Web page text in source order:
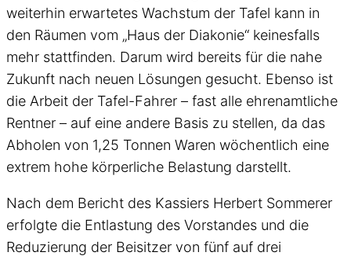
weiterhin erwartetes Wachstum der Tafel kann in
den Räumen vom „Haus der Diakonie“ keinesfalls
mehr stattfinden. Darum wird bereits für die nahe
Zukunft nach neuen Lösungen gesucht. Ebenso ist
die Arbeit der Tafel-Fahrer – fast alle ehrenamtliche
Rentner – auf eine andere Basis zu stellen, da das
Abholen von 1,25 Tonnen Waren wöchentlich eine
extrem hohe körperliche Belastung darstellt.
Nach dem Bericht des Kassiers Herbert Sommerer
erfolgte die Entlastung des Vorstandes und die
Reduzierung der Beisitzer von fünf auf drei